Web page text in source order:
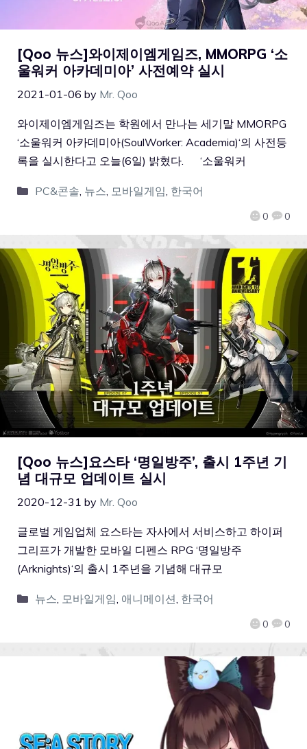
[Qoo 뉴스]와이제이엠게임즈, MMORPG ‘소
울워커 아카데미아’ 사전예약 실시
2021-01-06 by Mr. Qoo
0 0
와이제이엠게임즈는 학원에서 만나는 세기말 MMORPG
‘소울워커 아카데미아(SoulWorker: Academia)‘의 사전등
록을 실시한다고 오늘(6일) 밝혔다. ‘소울워커
PC&콘솔 뉴스 모바일게임 한국어
[Qoo 뉴스]요스타 ‘명일방주’, 출시 1주년 기
념 대규모 업데이트 실시
2020-12-31 by Mr. Qoo
0 0
글로벌 게임업체 요스타는 자사에서 서비스하고 하이퍼
그리프가 개발한 모바일 디펜스 RPG ‘명일방주
(Arknights)‘의 출시 1주년을 기념해 대규모
뉴스, 모바일게임, 애니메이션, 한국어